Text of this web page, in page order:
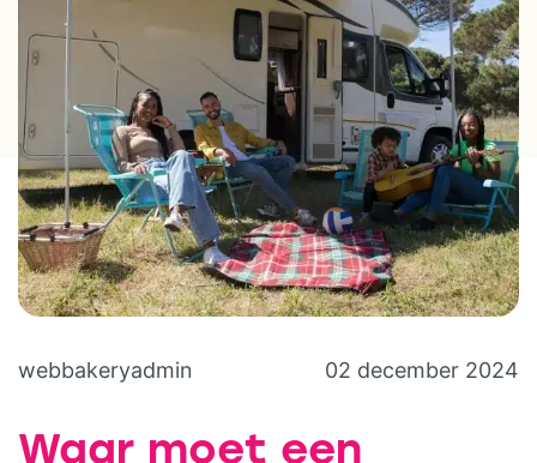
webbakeryadmin 02 december 2024
Waar moet een